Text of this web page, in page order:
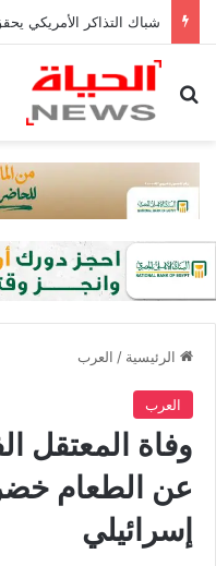
شباك التذاكر الأمريكي
بحث عن
الرئيسية / العرب
العرب
وفاة المعتقل
عن الطعام
إسرائيلي